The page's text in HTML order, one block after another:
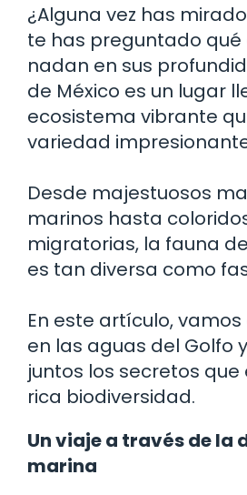
¿Alguna vez has
te has preguntado qué
nadan en sus
de México es un lugar
ecosistema vibrante
variedad
Desde majestuosos
marinos hasta
migratorias, la fauna
es tan diversa como
En este artículo,
en las aguas del Golfo
juntos los secretos que
rica biodiversidad.
Un viaje a través de la
marina